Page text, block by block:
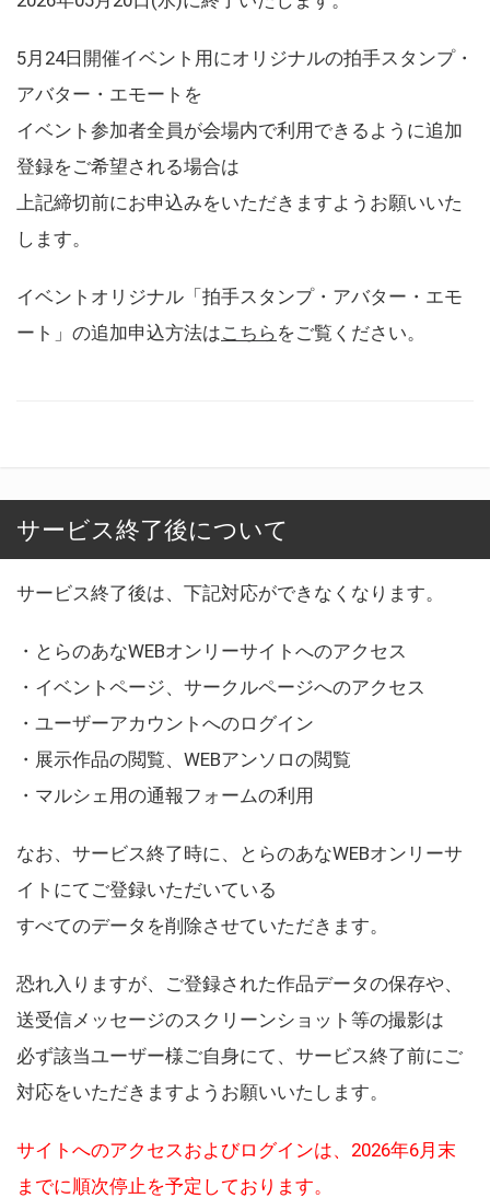
5月24日開催イベント用にオリジナルの拍手スタンプ・
アバター・エモートを
イベント参加者全員が会場内で利用できるように追加
登録をご希望される場合は
上記締切前にお申込みをいただきますようお願いいた
します。
イベントオリジナル「拍手スタンプ・アバター・エモ
ート」の追加申込方法はこちら をご覧ください。
サービス終了後について
サービス終了後は、下記対応ができなくなります。
・とらのあなWEBオンリーサイトへのアクセス
・イベントページ、サークルページへのアクセス
・ユーザーアカウントへのログイン
・展示作品の閲覧、WEBアンソロの閲覧
・マルシェ用の通報フォームの利用
なお、サービス終了時に、とらのあなWEBオンリーサ
イトにてご登録いただいている
すべてのデータを削除させていただきます。
恐れ入りますが、ご登録された作品データの保存や、
送受信メッセージのスクリーンショット等の撮影は
必ず該当ユーザー様ご自身にて、サービス終了前にご
対応をいただきますようお願いいたします。
サイトへのアクセスおよびログインは、2026年6月末
までに順次停止を予定しております。